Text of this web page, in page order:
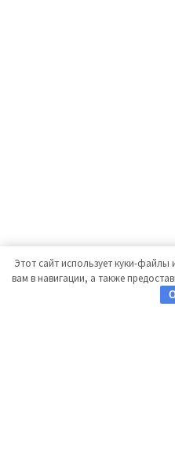
Этот сайт использует куки-
вам в навигации, а также